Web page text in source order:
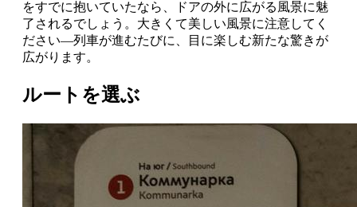
をすでに抱いていたなら、ドアの外に広がる風景に魅
了されるでしょう。大きくて美しい風景に注意してく
ださい—列車が進むたびに、目に楽しむ新たな驚きが
広がります。
ルートを選ぶ